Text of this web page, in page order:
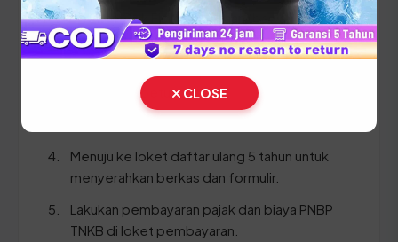
Lakukan Cek Fisik kendaraan (bawa
kendaraan Anda ke area cek fisik).
disediakan petugas.
Menuju ke loket daftar ulang 5 tahun untuk
menyerahkan berkas dan formulir.
Lakukan pembayaran pajak dan biaya PNBP
TNKB di loket pembayaran.
CLOSE